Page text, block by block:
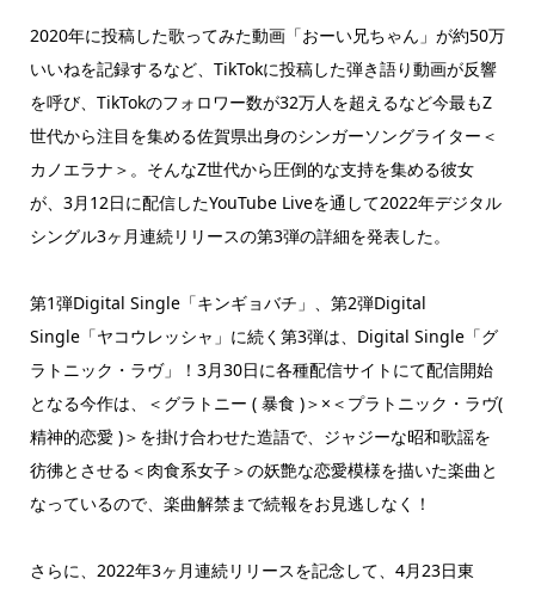
2020年に投稿した歌ってみた動画「おーい兄ちゃん」が約50万
いいねを記録するなど、TikTokに投稿した弾き語り動画が反響
を呼び、TikTokのフォロワー数が32万人を超えるなど今最もZ
世代から注目を集める佐賀県出身のシンガーソングライター＜
カノエラナ＞。そんなZ世代から圧倒的な支持を集める彼女
が、3月12日に配信したYouTube Liveを通して2022年デジタル
シングル3ヶ月連続リリースの第3弾の詳細を発表した。
第1弾Digital Single「キンギョバチ」、第2弾Digital
Single「ヤコウレッシャ」に続く第3弾は、Digital Single「グ
ラトニック・ラヴ」！3月30日に各種配信サイトにて配信開始
となる今作は、＜グラトニー ( 暴食 )＞×＜プラトニック・ラヴ(
精神的恋愛 )＞を掛け合わせた造語で、ジャジーな昭和歌謡を
彷彿とさせる＜肉食系女子＞の妖艶な恋愛模様を描いた楽曲と
なっているので、楽曲解禁まで続報をお見逃しなく！
さらに、2022年3ヶ月連続リリースを記念して、4月23日東